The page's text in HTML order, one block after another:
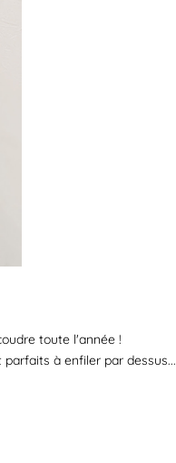
toute l'année !
parfaits à enfiler par dessus...